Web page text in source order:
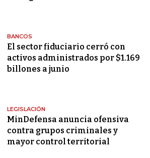
BANCOS
El sector fiduciario cerró con
activos administrados por $1.169
billones a junio
LEGISLACIÓN
MinDefensa anuncia ofensiva
contra grupos criminales y
mayor control territorial